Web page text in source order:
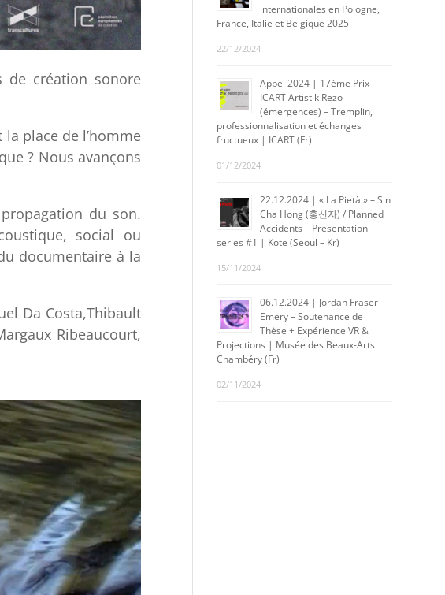
de création sonore
place de l’homme
? Nous avançons
du son.
social ou
documentaire à la
Da Costa,Thibault
Ribeaucourt,
internationales en Pologne,
France, Italie et Belgique 2025
22/12/2024
Appel 2024 | 17ème Prix
ICART Artistik Rezo
(émergences) – Tremplin,
professionnalisation et échanges
fructueux | ICART (Fr)
01/12/2024
22.12.2024 | « La Pietà » – Sin
Cha Hong (홍신자) / Planned
Accidents – Presentation
series #1 | Kote (Seoul – Kr)
15/11/2024
06.12.2024 | Jordan Fraser
Emery – Soutenance de
Thèse + Expérience VR &
Projections | Musée des Beaux-Arts
Chambéry (Fr)
02/11/2024